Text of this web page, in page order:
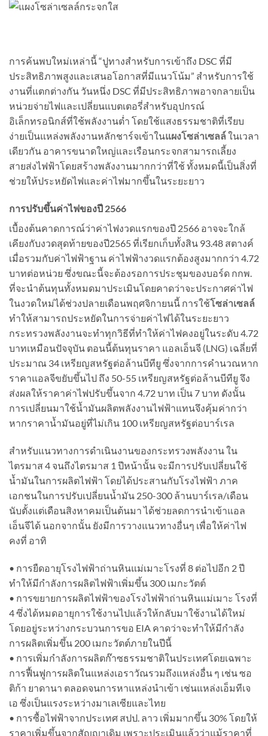
การค้นพบใหม่เหล่านี้ “ปูทางสำหรับการเข้าถึง DSC ที่มี
ประสิทธิภาพสูงและเสนอโอกาสที่มีแนวโน้ม” สำหรับการใช้
งานที่แตกต่างกัน วันหนึ่ง DSC ที่มีประสิทธิภาพอาจกลายเป็น
หน่วยจ่ายไฟและเปลี่ยนแบตเตอรี่สำหรับอุปกรณ์
อิเล็กทรอนิกส์ที่ใช้พลังงานต่ำ โดยใช้แสงธรรมชาติที่เรียบ
ง่ายเป็นแหล่งพลังงานหลักชาร์จเข้าในแผงโซล่าเซลล์ ในเวลา
เดียวกัน อาคารขนาดใหญ่และเรือนกระจกสามารถเลี้ยง
สายส่งไฟฟ้าโดยสร้างพลังงานมากกว่าที่ใช้ ทั้งหมดนี้เป็นสิ่งที่
ช่วยให้ประหยัดไฟและค่าไฟมากขึ้นในระยะยาว
การปรับขึ้นค่าไฟของปี 2566
เบื้องต้นคาดการณ์ว่าค่าไฟงวดแรกของปี 2566 อาจจะใกล้
เคียงกับงวดสุดท้ายของปี2565 ที่เรียกเก็บทั้งสิน 93.48 สตางค์
เมื่อรวมกับค่าไฟฟ้าฐาน ค่าไฟฟ้างวดแรกต้องสูงมากกว่า 4.72
บาทต่อหน่วย ซึ่งขณะนี้จะต้องรอการประชุมของบอร์ด กกพ.
ที่จะนำต้นทุนทั้งหมดมาประเมินโดยคาดว่าจะประกาศค่าไฟ
ในงวดใหม่ได้ช่วงปลายเดือนพฤศจิกายนนี้ การใช้โซล่าเซลล์
ทำให้สามารถประหยัดในการจ่ายค่าไฟได้ในระยะยาว
กระทรวงพลังงานจะทำทุกวิธีที่ทำให้ค่าไฟคงอยู่ในระดับ 4.72
บาทเหมือนปัจจุบัน ตอนนี้ต้นทุนราคา แอลเอ็นจี (LNG) เฉลี่ยที่
ประมาณ 34 เหรียญสหรัฐต่อล้านบีทียู ซึ่งจากการคำนวณหาก
ราคาแอลจีขยับขึ้นไป ถึง 50-55 เหรียญสหรัฐต่อล้านบีทียู จึง
ส่งผลให้ราคาค่าไฟปรับขึ้นจาก 4.72 บาท เป็น 7 บาท ดังนั้น
การเปลี่ยนมาใช้น้ำมันผลิตพลังงานไฟฟ้าแทนจึงคุ้มค่ากว่า
หากราคาน้ำมันอยู่ที่ไม่เกิน 100 เหรียญสหรัฐต่อบาร์เรล
สำหรับแนวทางการดำเนินงานของกระทรวงพลังงาน ใน
ไตรมาส 4 จนถึงไตรมาส 1 ปีหน้านั้น จะมีการปรับเปลี่ยนใช้
น้ำมันในการผลิตไฟฟ้า โดยได้ประสานกับโรงไฟฟ้า ภาค
เอกชนในการปรับเปลี่ยนน้ำมัน 250-300 ล้านบาร์เรล/เดือน
นับตั้งแต่เดือนสิงหาคมเป็นต้นมา ได้ช่วยลดการนำเข้าแอล
เอ็นจีได้ นอกจากนั้น ยังมีการวางแนวทางอื่นๆ เพื่อให้ค่าไฟ
คงที่ อาทิ
• การยืดอายุโรงไฟฟ้าถ่านหินแม่เมาะโรงที่ 8 ต่อไปอีก 2 ปี
ทำให้มีกำลังการผลิตไฟฟ้าเพิ่มขึ้น 300 เมกะวัตต์
• การขยายการผลิตไฟฟ้าของโรงไฟฟ้าถ่านหินแม่เมาะ โรงที่
4 ซึ่งได้หมดอายุการใช้งานไปแล้วให้กลับมาใช้งานได้ใหม่
โดยอยู่ระหว่างกระบวนการขอ EIA คาดว่าจะทำให้มีกำลัง
การผลิตเพิ่มขึ้น 200 เมกะวัตต์ภายในปีนี้
• การเพิ่มกำลังการผลิตก๊าซธรรมชาติในประเทศโดยเฉพาะ
การฟื้นฟูการผลิตในแหล่งเอราวัณรวมถึงแหล่งอื่น ๆ เช่น ซอ
ติก้า ยาดานา ตลอดจนการหาแหล่งนำเข้า เช่นแหล่งเอ็มทีเจ
เอ ซึ่งเป็นแรงระหว่างมาเลเซียและไทย
• การซื้อไฟฟ้าจากประเทศ สปป. ลาว เพิ่มมากขึ้น 30% โดยให้
ราคาเพิ่มขึ้นจากสัญญาเดิม เพราะประเมินแล้วว่าแม้ราคาที่